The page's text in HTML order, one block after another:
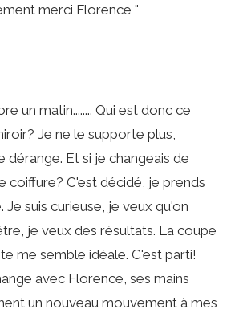
merci Florence "
un matin........ Qui est donc ce
Je ne le supporte plus,
dérange. Et si je changeais de
coiffure? C'est décidé, je prends
Je suis curieuse, je veux qu'on
je veux des résultats. La coupe
me semble idéale. C'est parti!
avec Florence, ses mains
un nouveau mouvement à mes